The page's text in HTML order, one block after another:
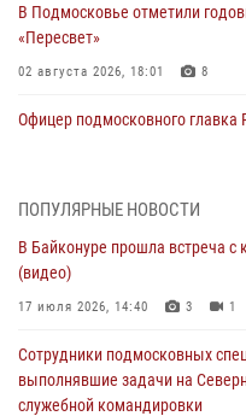
В Подмосковье отметили
«Пересвет»
02 августа 2026, 18:01 8
Офицер подмосковного главка
крупную сумму в Подмосковье
31 июля 2026, 13:00
действиях в Подмосковье
31 июля 2026, 09:00
ПОПУЛЯРНЫЕ НОВОСТИ
В Байконуре прошла встреча с
(видео)
17 июля 2026, 14:40 3 1
Сотрудники подмосковных
выполнявшие задачи на
служебной командировки